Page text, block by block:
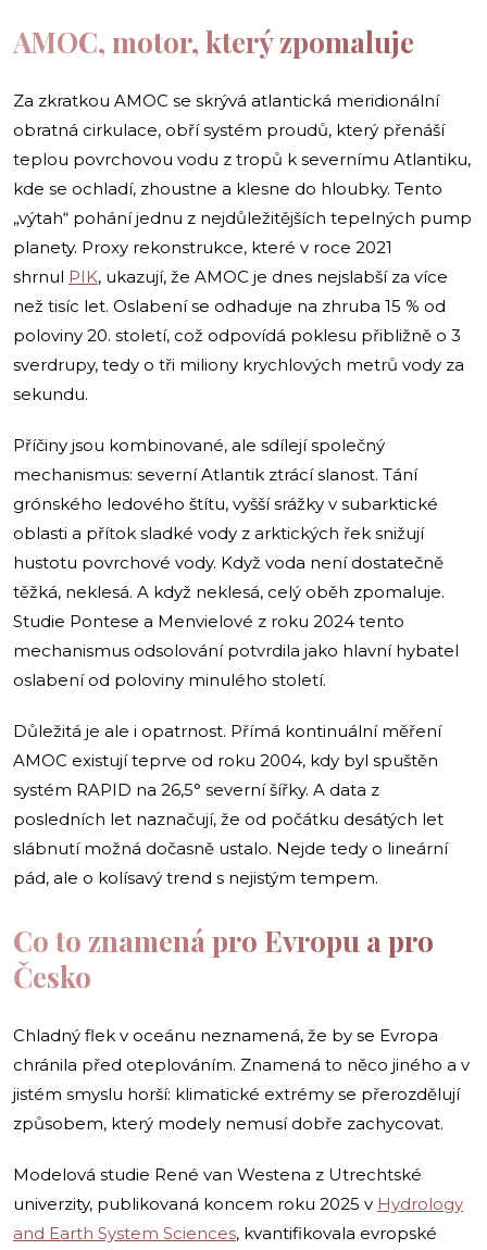
AMOC, motor, který zpomaluje
Za zkratkou AMOC se skrývá atlantická meridionální
obratná cirkulace, obří systém proudů, který přenáší
teplou povrchovou vodu z tropů k severnímu Atlantiku,
kde se ochladí, zhoustne a klesne do hloubky. Tento
„výtah“ pohání jednu z nejdůležitějších tepelných pump
planety. Proxy rekonstrukce, které v roce 2021
shrnul PIK, ukazují, že AMOC je dnes nejslabší za více
než tisíc let. Oslabení se odhaduje na zhruba 15 % od
poloviny 20. století, což odpovídá poklesu přibližně o 3
sverdrupy, tedy o tři miliony krychlových metrů vody za
sekundu.
Příčiny jsou kombinované, ale sdílejí společný
mechanismus: severní Atlantik ztrácí slanost. Tání
grónského ledového štítu, vyšší srážky v subarktické
oblasti a přítok sladké vody z arktických řek snižují
hustotu povrchové vody. Když voda není dostatečně
těžká, neklesá. A když neklesá, celý oběh zpomaluje.
Studie Pontese a Menvielové z roku 2024 tento
mechanismus odsolování potvrdila jako hlavní hybatel
oslabení od poloviny minulého století.
Důležitá je ale i opatrnost. Přímá kontinuální měření
AMOC existují teprve od roku 2004, kdy byl spuštěn
systém RAPID na 26,5° severní šířky. A data z
posledních let naznačují, že od počátku desátých let
slábnutí možná dočasně ustalo. Nejde tedy o lineární
pád, ale o kolísavý trend s nejistým tempem.
Co to znamená pro Evropu a pro
Česko
Chladný flek v oceánu neznamená, že by se Evropa
chránila před oteplováním. Znamená to něco jiného a v
jistém smyslu horší: klimatické extrémy se přerozdělují
způsobem, který modely nemusí dobře zachycovat.
Modelová studie René van Westena z Utrechtské
univerzity, publikovaná koncem roku 2025 v Hydrology
and Earth System Sciences, kvantifikovala evropské